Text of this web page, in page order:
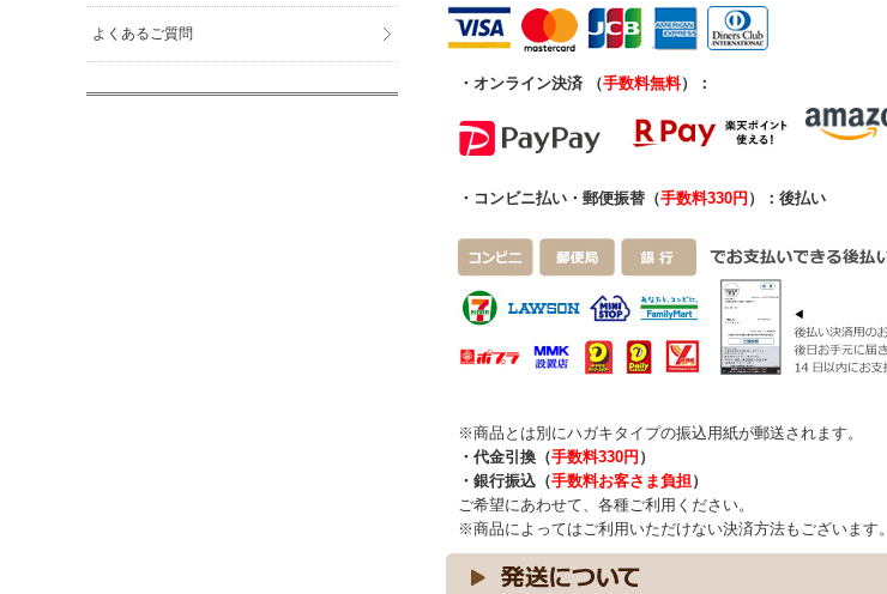
・オンライン決済 （手数料無料）：
・コンビニ払い・郵便振替（手数料330円 ）：後払い
※商品とは別にハガキタイプの振込用紙が郵送されます。
・代金引換（手数料330円 ）
・銀行振込（手数料お客さま負担）
ご希望にあわせて、各種ご利用ください。
※商品によってはご利用いただけない決済方法もございます。
よくあるご質問